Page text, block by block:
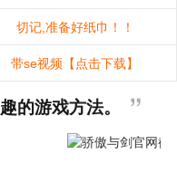
切记,准备好纸巾！！
带se视频【点击下载】
的游戏方法。